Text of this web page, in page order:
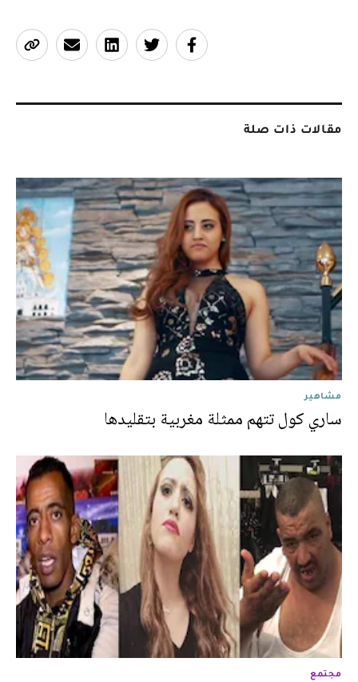
مقالات ذات صلة
مشاهير
ساري كول تتهم ممثلة مغربية بتقليدها
مجتمع